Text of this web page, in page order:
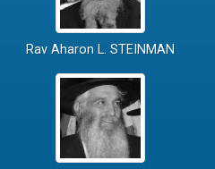
Rav Aharon L. STEINMAN